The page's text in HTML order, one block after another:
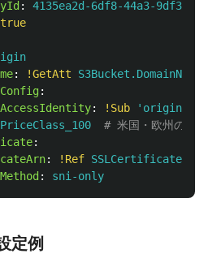
:
4135ea2d-6df8-44a3-9df3-
true
: !GetAtt
S3Bucket.DomainName
:
: !Sub ' origin-
PriceClass_100
# 米国・欧州のみ
:
: !Ref SSLCertificate
: sni-only
定例